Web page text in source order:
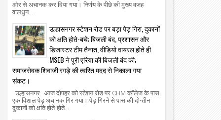
ओर से अचानक कर दिया गया। निर्णय के पीछे की मुख्य वजह
वालधुन...
उल्हासनगर स्टेशन रोड पर बड़ा पेड़ गिरा, दुकानों
को क्षति होते-बचे; बिजली बंद, प्रशासन और
डिजास्टर टीम तैनात, वीडियो वायरल होते ही
MSEB ने पूरी एरिया की बिजली बंद की;
समाजसेवक शिवाजी रगड़े की त्वरित मदद से निकाला गया
संकट।
उल्हासनगर: आज दोपहर को स्टेशन रोड पर CHM कॉलेज के पास
एक विशाल पेड़ अचानक गिर गया। पेड़ गिरने से पास की दो-तीन
दुकानों को क्षति होते-होते...